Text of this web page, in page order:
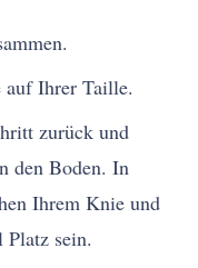
auf Ihrer Taille.
zurück und
den Boden. In
Ihrem Knie und
sein.